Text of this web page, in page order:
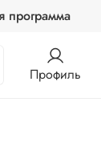
программа
Профиль